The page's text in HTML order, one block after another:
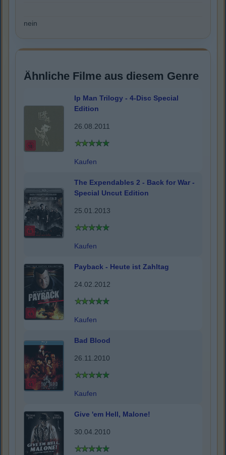
nein
Ähnliche Filme aus diesem Genre
Ip Man Trilogy - 4-Disc Special
Edition
26.08.2011
Kaufen
The Expendables 2 - Back for War -
Special Uncut Edition
25.01.2013
Kaufen
Payback - Heute ist Zahltag
24.02.2012
Kaufen
Bad Blood
26.11.2010
Kaufen
Give 'em Hell, Malone!
30.04.2010